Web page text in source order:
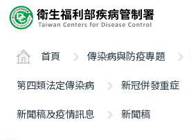
要
ALT+C
首頁 傳染病與防疫專題
第四類法定傳染病
新冠併發重症
新聞稿及疫情訊息
新聞稿